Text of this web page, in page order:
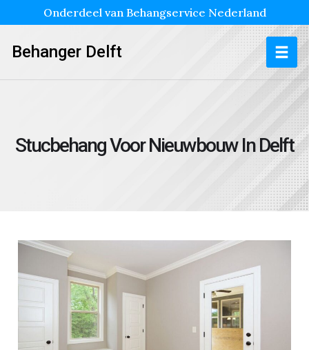
Onderdeel van Behangservice Nederland
Behanger Delft
Stucbehang Voor Nieuwbouw In Delft